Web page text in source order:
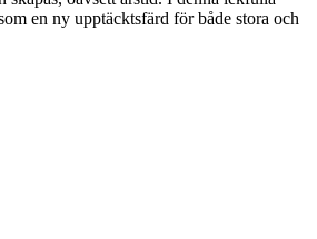
en ny upptäcktsfärd för både stora och